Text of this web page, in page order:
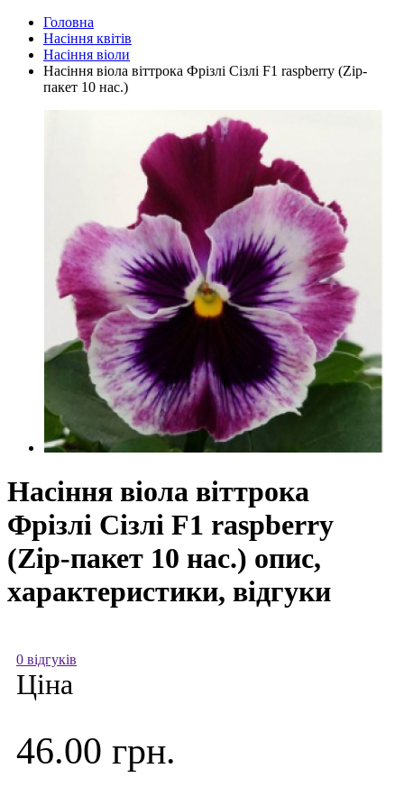
Головна
Насіння квітів
Насіння віоли
Насіння віола віттрока Фрізлі Сізлі F1 raspberry (Zip-
пакет 10 нас.)
Насіння віола віттрока
Фрізлі Сізлі F1 raspberry
(Zip-пакет 10 нас.) опис,
характеристики, відгуки
0 відгуків
Ціна
46.00 грн.